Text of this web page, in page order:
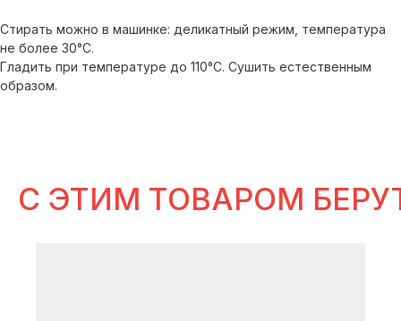
Стирать можно в машинке: деликатный режим, температура
не более 30°С.
Гладить при температуре до 110°С. Сушить естественным
образом.
C ЭТИМ ТОВАРОМ
идеи
для готовых сетов